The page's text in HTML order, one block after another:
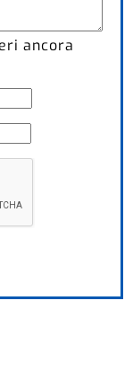
ancora